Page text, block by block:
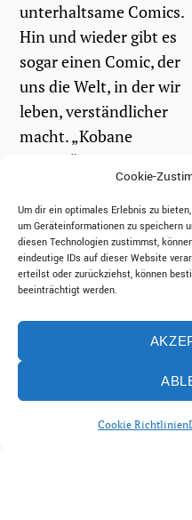
Cookie-
Um dir ein optimales Erlebnis zu
um Geräteinformationen zu speichern
diesen Technologien zustimmst,
eindeutige IDs auf dieser Website
erteilst oder zurückziehst, können
beeinträchtigt werden.
Cookie Richtlinien
unterhaltsame Comics.
Hin und wieder gibt es
sogar einen Comic, der
uns die Welt, in der wir
leben, verständlicher
macht. „Kobane
Calling“ ist das alles.
Und noch ein bisschen
mehr.
weiterlesen